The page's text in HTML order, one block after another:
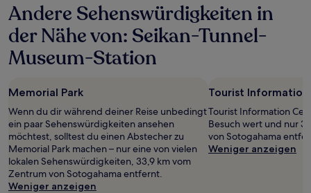
24 Stunden
für
einen
mit
2 Erwachsenen
gefunden
wurde.
Preise
und
Verfügbarkeiten
können
sich
Andere Sehenswürdigkeiten in
der Nähe von: Seikan-Tunnel-
Museum-Station
Memorial Park
Wenn du dir während deiner Reise unbedingt
ein paar Sehenswürdigkeiten ansehen
möchtest, solltest du einen Abstecher zu
Memorial Park machen – nur eine von vielen
lokalen Sehenswürdigkeiten, 33,9 km vom
Zentrum von Sotogahama entfernt.
Weniger anzeigen
Tourist
Tourist Information
Besuch wert und nur
von Sotogahama
Weniger anzeigen